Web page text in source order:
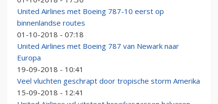
United Airlines met Boeing 787-10 eerst op
binnenlandse routes
01-10-2018 - 07:18
United Airlines met Boeing 787 van Newark naar
Europa
19-09-2018 - 10:41
Veel vluchten geschrapt door tropische storm Amerika
15-09-2018 - 12:41